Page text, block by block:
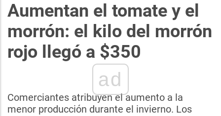
Aumentan el tomate y el
morrón: el kilo del morrón
rojo llegó a $350
ad
Comerciantes atribuyen el aumento a la
menor producción durante el invierno. Los